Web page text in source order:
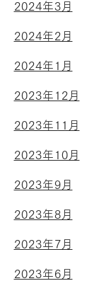
2024年3月
2024年2月
2024年1月
2023年12月
2023年11月
2023年10月
2023年9月
2023年8月
2023年7月
2023年6月